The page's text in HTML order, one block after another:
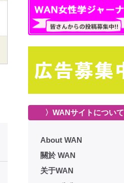
〉WANサイトについて
About WAN
關於 WAN
关于WAN